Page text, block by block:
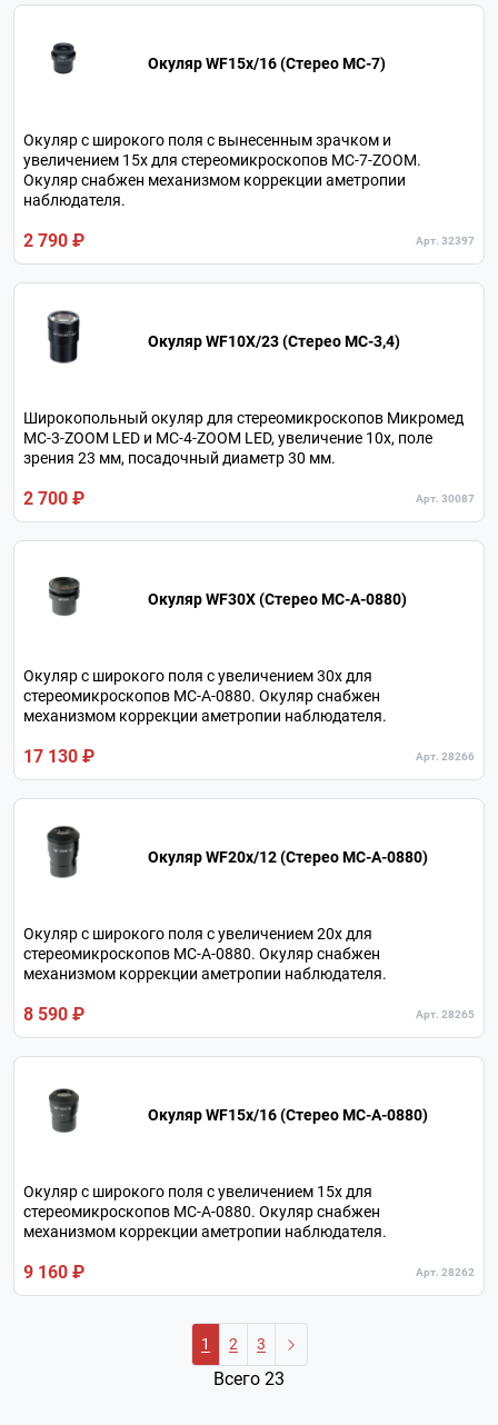
Окуляр WF15x/16 (Стерео MC-7)
Окуляр c широкого поля с вынесенным зрачком и
увеличением 15х для стереомикроскопов МС-7-ZOOM.
Окуляр снабжен механизмом коррекции аметропии
наблюдателя.
2 790 ₽ Арт. 32397
Окуляр WF10X/23 (Стерео МС-3,4)
Широкопольный окуляр для стереомикроскопов Микромед
МС-3-ZOOM LED и МС-4-ZOOM LED, увеличение 10х, поле
зрения 23 мм, посадочный диаметр 30 мм.
2 700 ₽ Арт. 30087
Окуляр WF30X (Стерео МС-A-0880)
Окуляр c широкого поля с увеличением 30х для
стереомикроскопов МС-A-0880. Окуляр снабжен
механизмом коррекции аметропии наблюдателя.
17 130 ₽ Арт. 28266
Окуляр WF20x/12 (Стерео МС-A-0880)
Окуляр c широкого поля с увеличением 20х для
стереомикроскопов МС-A-0880. Окуляр снабжен
механизмом коррекции аметропии наблюдателя.
8 590 ₽ Арт. 28265
Окуляр WF15х/16 (Стерео МС-A-0880)
Окуляр c широкого поля с увеличением 15х для
стереомикроскопов МС-A-0880. Окуляр снабжен
механизмом коррекции аметропии наблюдателя.
9 160 ₽ Арт. 28262
1 2 3
Всего 23